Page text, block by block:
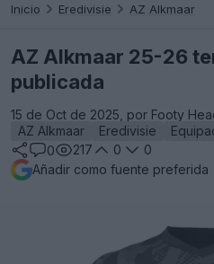
Inicio Eredivisie AZ Alkmaar
AZ Alkmaar 25-26
publicada
15 de Oct de 2025, por Footy
AZ Alkmaar
Eredivisie
0
217 0
0
Añadir como fuente preferida